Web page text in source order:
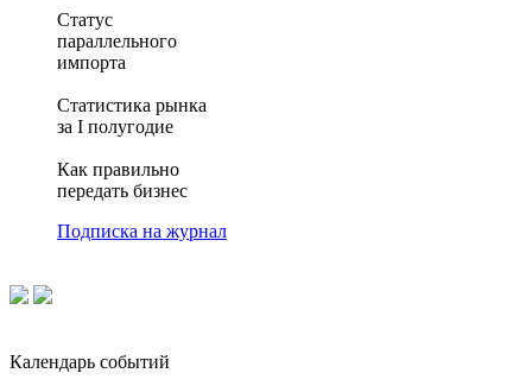
Статус
параллельного
импорта
Статистика рынка
за I полугодие
Как правильно
передать бизнес
Подписка на журнал
Календарь событий